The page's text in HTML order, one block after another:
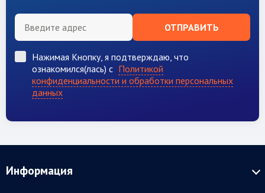
ОТПРАВИТЬ
Нажимая Кнопку, я подтверждаю, что
ознакомился(лась) с Политикой
конфиденциальности и обработки персональных
данных
Информация